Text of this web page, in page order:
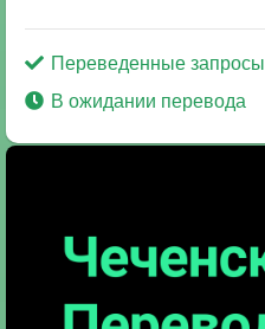
Переведенные запросы
В ожидании перевода